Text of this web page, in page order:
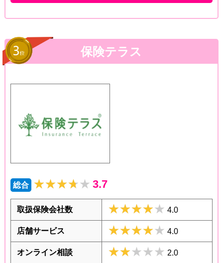
保険テラス
総合 ★★★★★
★★★★★ 3.7
取扱保険会社数 ★★★★★
★★★★★ 4.0
店舗サービス ★★★★★
★★★★★ 4.0
オンライン相談 ★★★★★
★★★★★ 2.0